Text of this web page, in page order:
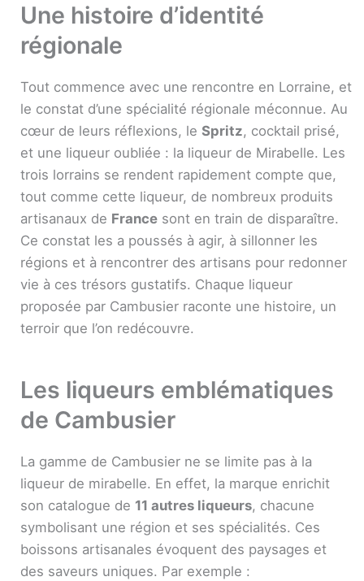
Une histoire d’identité
régionale
Tout commence avec une rencontre en Lorraine, et
le constat d’une spécialité régionale méconnue. Au
cœur de leurs réflexions, le Spritz, cocktail prisé,
et une liqueur oubliée : la liqueur de Mirabelle. Les
trois lorrains se rendent rapidement compte que,
tout comme cette liqueur, de nombreux produits
artisanaux de France sont en train de disparaître.
Ce constat les a poussés à agir, à sillonner les
régions et à rencontrer des artisans pour redonner
vie à ces trésors gustatifs. Chaque liqueur
proposée par Cambusier raconte une histoire, un
terroir que l’on redécouvre.
Les liqueurs emblématiques
de Cambusier
La gamme de Cambusier ne se limite pas à la
liqueur de mirabelle. En effet, la marque enrichit
son catalogue de 11 autres liqueurs, chacune
symbolisant une région et ses spécialités. Ces
boissons artisanales évoquent des paysages et
des saveurs uniques. Par exemple :